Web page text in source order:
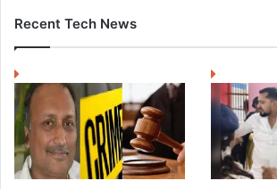
Recent Tech News